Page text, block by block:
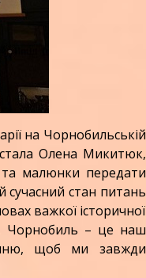
на Чорнобильській
стала Олена Микитюк,
та малюнки передати
сучасний стан питань
важкої історичної
Чорнобиль – це наш
щоб ми завжди